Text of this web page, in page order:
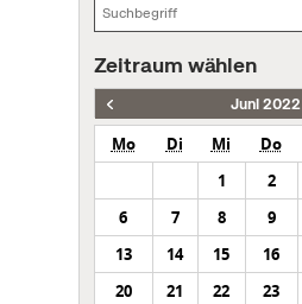
Zeitraum wählen
Juni 2022
Mo Di Mi Do
1
2
6
7 8 9
13
14 15 16
20
21 22 23